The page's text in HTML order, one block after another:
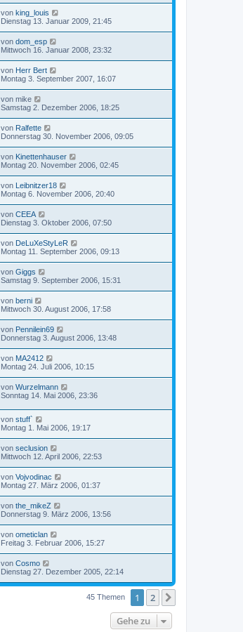
von king_louis
Dienstag 13. Januar 2009, 21:45
von dom_esp
Mittwoch 16. Januar 2008, 23:32
von Herr Bert
Montag 3. September 2007, 16:07
von mike
Samstag 2. Dezember 2006, 18:25
von Ralfette
Donnerstag 30. November 2006, 09:05
von Kinettenhauser
Montag 20. November 2006, 02:45
von Leibnitzer18
Montag 6. November 2006, 20:40
von CEEA
Dienstag 3. Oktober 2006, 07:50
von DeLuXeStyLeR
Montag 11. September 2006, 09:13
von Giggs
Samstag 9. September 2006, 15:31
von berni
Mittwoch 30. August 2006, 17:58
von Pennilein69
Donnerstag 3. August 2006, 13:48
von MA2412
Montag 24. Juli 2006, 10:15
von Wurzelmann
Sonntag 14. Mai 2006, 23:36
von stuff`
Montag 1. Mai 2006, 19:17
von seclusion
Mittwoch 12. April 2006, 22:53
von Vojvodinac
Montag 27. März 2006, 01:37
von the_mikeZ
Donnerstag 9. März 2006, 13:56
von ometiclan
Freitag 3. Februar 2006, 15:27
von Cosmo
Dienstag 27. Dezember 2005, 22:14
45 Themen 1 2
Gehe zu